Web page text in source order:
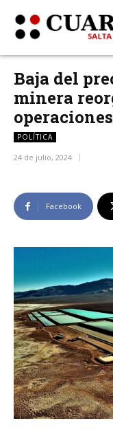
Baja del
minera
POLÍTICA
24 de julio, 2024
Facebook